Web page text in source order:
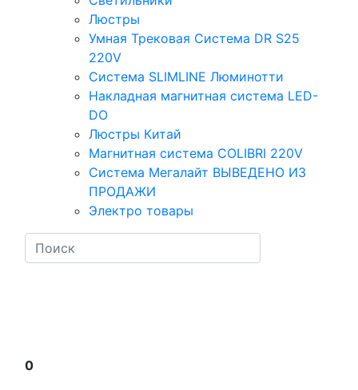
Люстры
Умная Трековая Система DR S25
220V
Система SLIMLINE Люминотти
Накладная магнитная система LED-
DO
Люстры Китай
Магнитная система COLIBRI 220V
Система Мегалайт ВЫВЕДЕНО ИЗ
ПРОДАЖИ
Электро товары
0